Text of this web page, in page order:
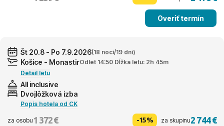
Overiť termín
Št 20.8 - Po 7.9.2026(18 nocí/19 dní)
Košice - MonastirOdlet 14:50 Dĺžka letu: 2h 45m
Detail letu
All inclusive
Dvojlôžková izba
Popis hotela od CK
za osobu 1 372 € -15% za skupinu2 744 €